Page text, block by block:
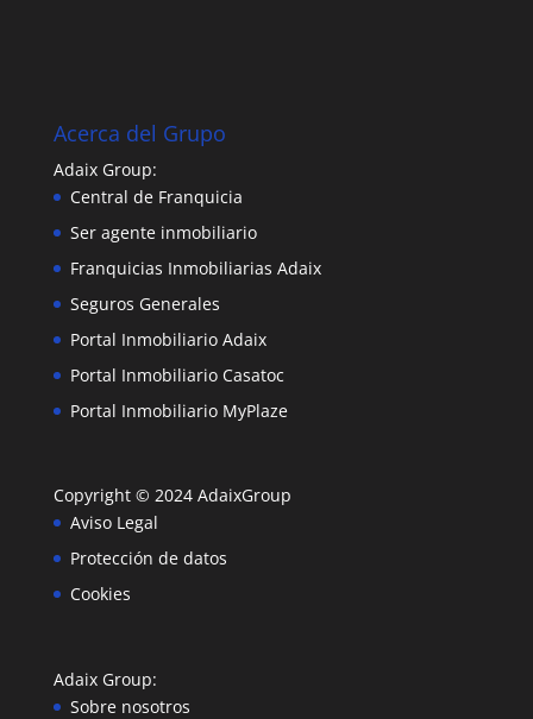
Acerca del Grupo
Adaix Group:
Central de Franquicia
Ser agente inmobiliario
Franquicias Inmobiliarias Adaix
Seguros Generales
Portal Inmobiliario Adaix
Portal Inmobiliario Casatoc
Portal Inmobiliario MyPlaze
Copyright © 2024 AdaixGroup
Aviso Legal
Protección de datos
Cookies
Adaix Group:
Sobre nosotros